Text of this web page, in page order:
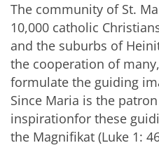
The community of St.
10,000 catholic
and the suburbs of
the cooperation of
formulate the guiding
Since Maria is the
inspirationfor these
the Magnifikat (Luke 1: